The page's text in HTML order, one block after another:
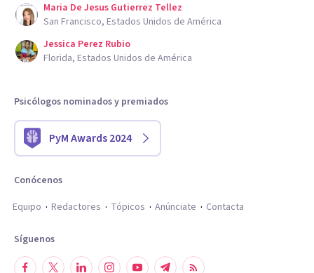
Maria De Jesus Gutierrez Tellez
San Francisco, Estados Unidos de América
Jessica Perez Rubio
Florida, Estados Unidos de América
Psicólogos nominados y premiados
PyM Awards 2024
Conócenos
Equipo
Redactores Tópicos Anúnciate Contacta
Síguenos